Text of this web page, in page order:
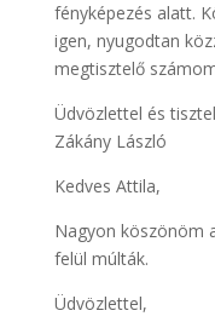
fényképezés alatt.
igen, nyugodtan
megtisztelő
Üdvözlettel és
Zákány László
Kedves Attila,
Nagyon köszönöm
felül múlták.
Üdvözlettel,